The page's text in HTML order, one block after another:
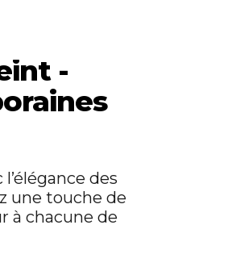
-
des
une touche de
à chacune de